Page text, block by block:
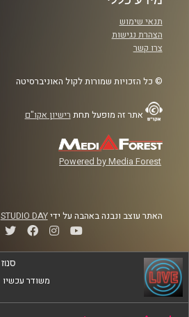
תנאי שימוש
הצהרת נגישות
צרו קשר
© כל הזכויות שמורות לקול האוניברסיטה
אתר זה מופעל תחת רישיון אקו"ם
Powered by Media Forest
האתר עוצב ונבנה באהבה על ידיSTUDIO DAY
סנוז
משודר עכשיו